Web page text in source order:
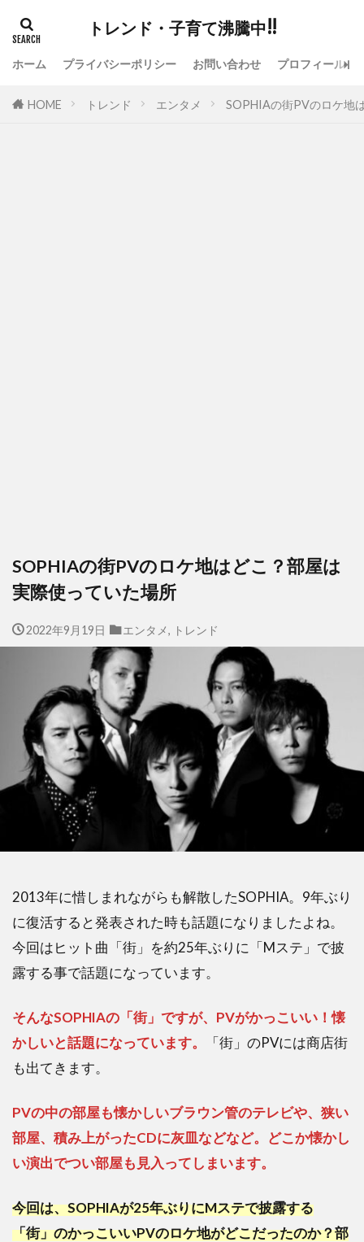
トレンド・子育て沸騰中!!
ホーム プライバシーポリシー お問い合わせ プロフィール
HOME トレンド エンタメ SOPHIAの街PVのロケ地
SOPHIAの街PVのロケ地はどこ？部屋は
実際使っていた場所
2022年9月19日 エンタメ, トレンド
2013年に惜しまれながらも解散したSOPHIA。9年ぶり
に復活すると発表された時も話題になりましたよね。
今回はヒット曲「街」を約25年ぶりに「Mステ」で披
露する事で話題になっています。
そんなSOPHIAの「街」ですが、PVがかっこいい！懐
かしいと話題になっています。
「街」のPVには商店街
も出てきます。
PVの中の部屋も懐かしいブラウン管のテレビや、狭い
部屋、積み上がったCDに灰皿などなど。どこか懐かし
い演出でつい部屋も見入ってしまいます。
今回は、SOPHIAが25年ぶりにMステで披露する
「街」のかっこいいPVのロケ地がどこだったのか？部